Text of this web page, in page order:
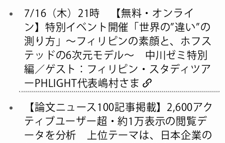
7/16（木）21時 【無料・オンライ
ン】特別イベント開催「世界の”違い”の
測り方」〜フィリピンの素顔と、ホフス
テッドの6次元モデル〜 中川ゼミ特別
編／ゲスト：フィリピン・スタディツア
ーPHLIGHT代表嶋村さま
【論文ニュース100記事掲載】2,600アク
ティブユーザー超・約1万表示の閲覧デ
ータを分析 上位テーマは、日本企業の